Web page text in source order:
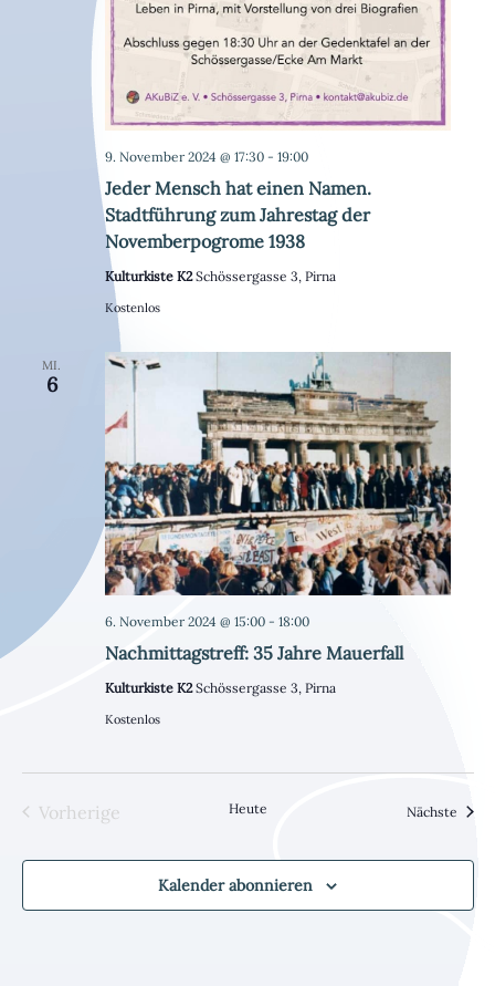
Jeder Mensch hat einen Namen.
Stadtführung zum Jahrestag der
Novemberpogrome 1938
9. November 2024 @ 17:30- 19:00
Kulturkiste K2Schössergasse 3, Pirna
Kostenlos
MI.
6
Nachmittagstreff: 35 Jahre Mauerfall
6. November 2024 @ 15:00- 18:00
Kulturkiste K2Schössergasse 3, Pirna
Kostenlos
Vorherige
Heute Nächste
Kalender abonnieren